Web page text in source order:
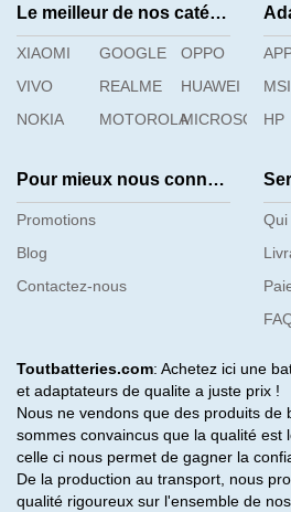
Le meilleur de nos catégories
XIAOMI GOOGLE
OPPO
VIVO
REALME
HUAWEI
NOKIA
MOTOROLAMICROSOFT
MSI
HP
Pour mieux nous connaître
Promotions
Blog
Contactez-nous
Toutbatteries.com: Achetez ici une
et adaptateurs de qualite a juste prix !
Nous ne vendons que des produits de
sommes convaincus que la qualité est
celle ci nous permet de gagner la
De la production au transport, nous
qualité rigoureux sur l'ensemble de